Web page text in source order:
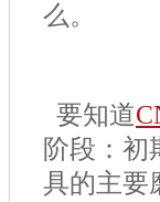
么。
要知道
阶段：初
具的主要